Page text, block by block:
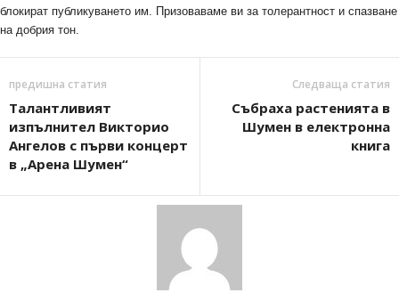
блокират публикуването им. Призоваваме ви за толерантност и спазване
на добрия тон.
предишна статия
Талантливият
изпълнител Викторио
Ангелов с първи концерт
в „Арена Шумен“
Следваща статия
Събраха растенията в
Шумен в електронна
книга